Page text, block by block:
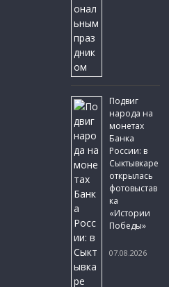
Подвиг
народа на
монетах
Банка
России: в
Сыктывкаре
открылась
фотовыстав
ка
«Истории
Победы»
07.08.2026